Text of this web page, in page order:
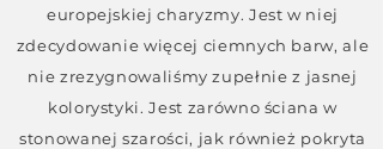
europejskiej charyzmy. Jest w niej
zdecydowanie więcej ciemnych barw, ale
nie zrezygnowaliśmy zupełnie z jasnej
kolorystyki. Jest zarówno ściana w
stonowanej szarości, jak również pokryta